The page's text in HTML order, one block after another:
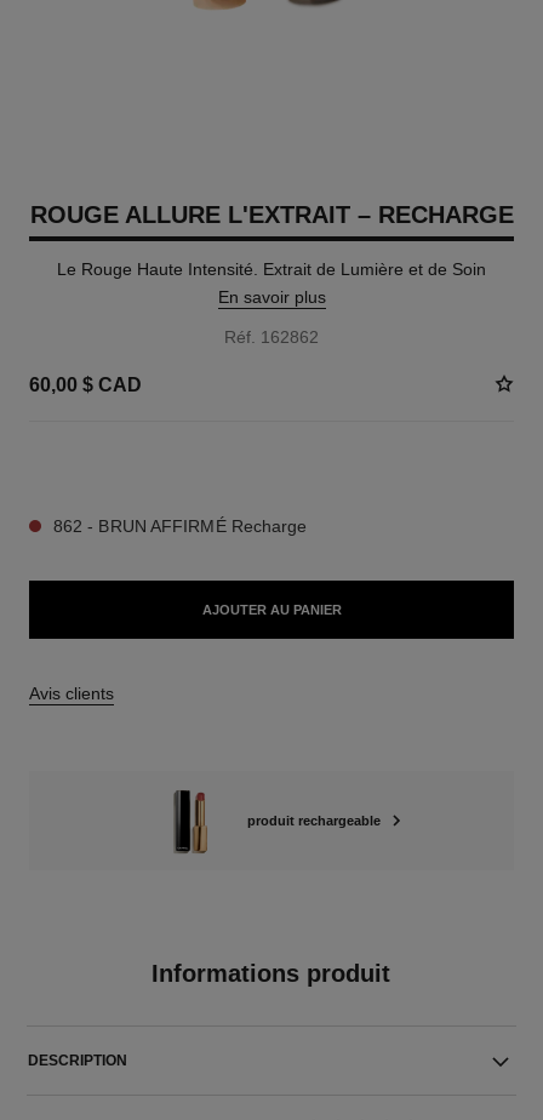
ROUGE ALLURE L'EXTRAIT – RECHARGE
Le Rouge Haute Intensité. Extrait de Lumière et de Soin
En savoir plus
Réf. 162862
60,00 $ CAD
862 - BRUN AFFIRMÉ Recharge
AJOUTER AU PANIER
Avis clients
produit rechargeable
Informations produit
DESCRIPTION